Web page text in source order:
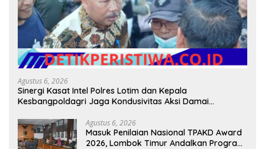
Agustus 6, 2026
Sinergi Kasat Intel Polres Lotim dan Kepala
Kesbangpoldagri Jaga Kondusivitas Aksi Damai
Agustus 6, 2026
Masuk Penilaian Nasional TPAKD Award
2026, Lombok Timur Andalkan Program